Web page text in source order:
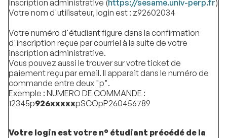
inscription administrative (https://sesame.univ-perp.fr)
Votre nom d'utilisateur, login est : z92602034
Votre numéro d'étudiant figure dans la confirmation
d'inscription reçue par courriel à la suite de votre
inscription administrative.
Vous pouvez aussi le trouver sur votre ticket de
paiement reçu par email. Il apparait dans le numéro de
commande entre deux "p".
Exemple : NUMERO DE COMMANDE :
12345p926xxxxxpSCOpP260456789
Votre login est votre n° étudiant précédé de la